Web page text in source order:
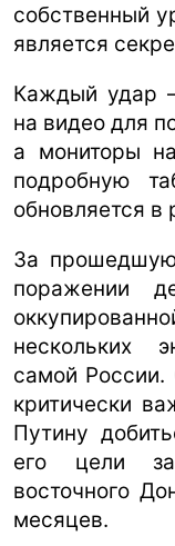
собственный
является
Каждый удар
на видео для
а мониторы
подробную
обновляется
За
поражении
нескольких
самой России.
критически
Путину
его цели
восточного
месяцев.